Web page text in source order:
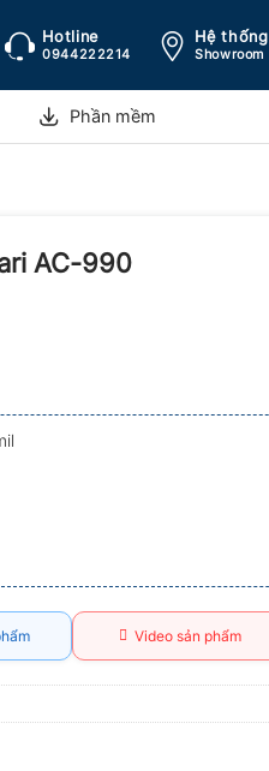
Hotline
0944222214
Hệ thống
Showroom
Phần mềm
AC-990
Video sản phẩm